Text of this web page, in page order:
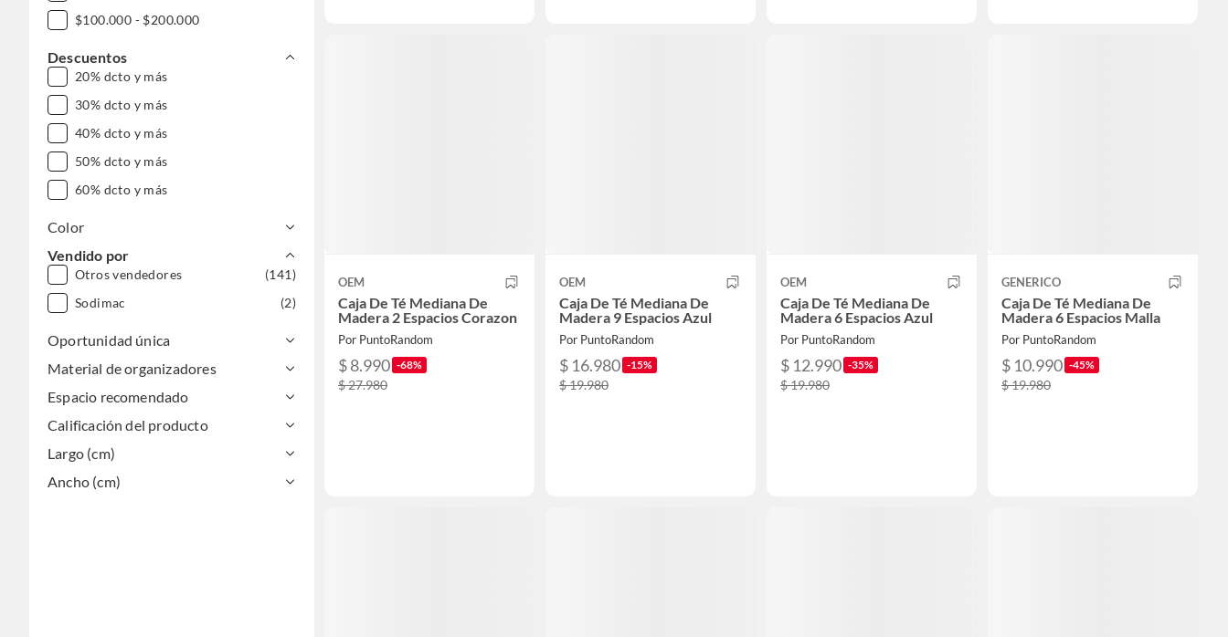
$100.000 - $200.000
Descuentos
20% dcto y más
30% dcto y más
40% dcto y más
50% dcto y más
60% dcto y más
Color
Vendido por
Otros vendedores
(141)
Sodimac
(2)
Oportunidad única
Material de organizadores
Espacio recomendado
Calificación del producto
Largo (cm)
Ancho (cm)
OEM
Caja De Té Mediana De
Madera 2 Espacios Corazon
Por PuntoRandom
$ 8.990 -68%
$ 27.980
OEM
Caja De Té Mediana De
Madera 9 Espacios Azul
Por PuntoRandom
$ 16.980 -15%
$ 19.980
OEM
Caja De Té Mediana De
Madera 6 Espacios Azul
Por PuntoRandom
$ 12.990 -35%
$ 19.980
GENERICO
Caja De Té Mediana De
Madera 6 Espacios Malla
Por PuntoRandom
$ 10.990 -45%
$ 19.980